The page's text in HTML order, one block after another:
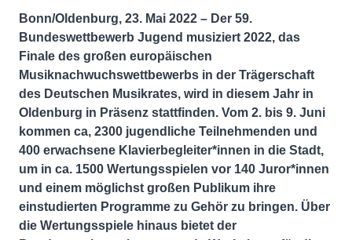
Bonn/Oldenburg, 23. Mai 2022 – Der 59.
Bundeswettbewerb Jugend musiziert 2022, das
Finale des großen europäischen
Musiknachwuchswettbewerbs in der Trägerschaft
des Deutschen Musikrates, wird in diesem Jahr in
Oldenburg in Präsenz stattfinden. Vom 2. bis 9. Juni
kommen ca, 2300 jugendliche Teilnehmenden und
400 erwachsene Klavierbegleiter*innen in die Stadt,
um in ca. 1500 Wertungsspielen vor 140 Juror*innen
und einem möglichst großen Publikum ihre
einstudierten Programme zu Gehör zu bringen. Über
die Wertungsspiele hinaus bietet der